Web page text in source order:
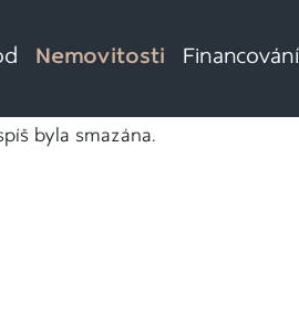
Nemovitosti Financování
byla smazána.